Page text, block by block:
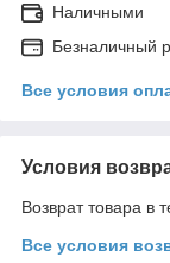
Наличными
Безналичный
Все условия
Условия
Возврат товара в
Все условия